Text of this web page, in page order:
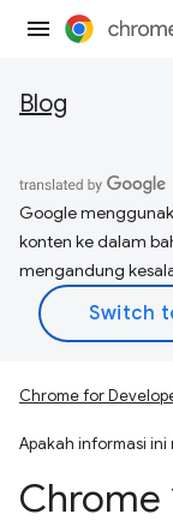
Blog
Google
konten ke dalam
mengandung
Chrome for
Apakah informasi ini
Chrome